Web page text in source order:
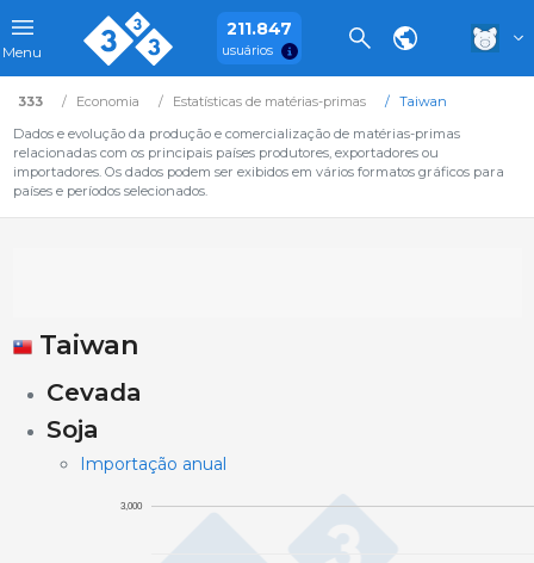
Menu
211.847
usuários
333 Economia Estatísticas de matérias-primas
Taiwan
Dados e evolução da produção e comercialização de matérias-primas
relacionadas com os principais países produtores, exportadores ou
importadores. Os dados podem ser exibidos em vários formatos gráficos para
países e períodos selecionados.
Taiwan
Cevada
Soja
Importação anual
3,000